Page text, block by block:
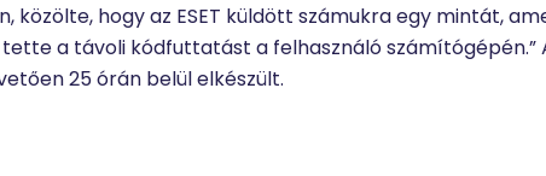
közölte, hogy az ESET küldött számukra egy mintát,
a távoli kódfuttatást a felhasználó számítógépén.”
25 órán belül elkészült.